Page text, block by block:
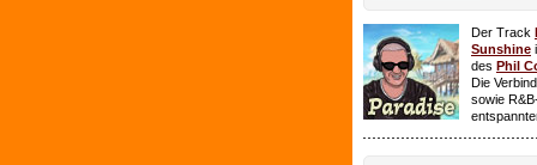
Der Track
Sunshine
des Phil
Die
sowie